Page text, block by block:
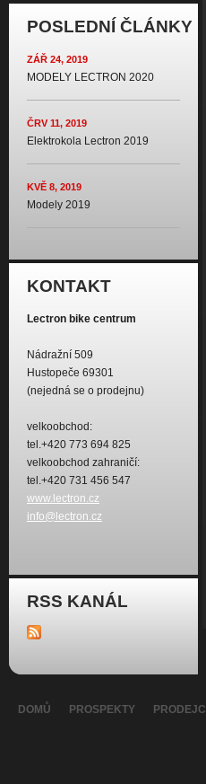
POSLEDNÍ ČLÁNKY
ZÁŘ 24, 2019
MODELY LECTRON 2020
ČRV 11, 2019
Elektrokola Lectron 2019
KVĚ 8, 2019
Modely 2019
KONTAKT
Lectron bike centrum
Nádražní 509
Hustopeče 69301
(nejedná se o prodejnu)
velkoobchod:
tel.+420 773 694 825
velkoobchod zahraničí:
tel.+420 731 456 547
www.lectron.cz
info@lectron.cz
RSS KANÁL
DOMŮ PROSPEKTY PRODEJCI